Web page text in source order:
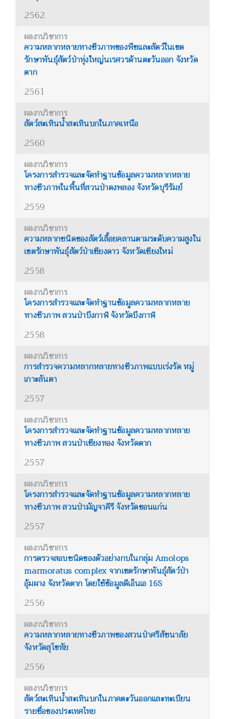
2562
ความหลากหลายทางชีวภาพของพืชและสัตว์ในเขต
รักษาพันธุ์สัตว์ป่าทุ่งใหญ่นเรศวรด้านตะวันออก จังหวัด
ตาก
2561
สัตว์สะเทินน้ำสะเทินบกในภาคเหนือ
2560
โครงการสำรวจและจัดทำฐานข้อมูลความหลากหลาย
ทางชีวภาพในพื้นที่สวนป่าดงพลอง จังหวัดบุรีรัมย์
2559
ความหลากชนิดของสัตว์เลื้อยคลานตามระดับความสูงใน
เขตรักษาพันธุ์สัตว์ป่าเชียงดาว จังหวัดเชียงใหม่
2558
โครงการสำรวจและจัดทำฐานข้อมูลความหลากหลาย
ทางชีวภาพ สวนป่าบึงกาฬ จังหวัดบึงกาฬ
2558
การสำรวจความหลากหลายทางชีวภาพแบบเร่งรัด หมู่
เกาะลันตา
2557
โครงการสำรวจและจัดทำฐานข้อมูลความหลากหลาย
ทางชีวภาพ สวนป่าเชียงทอง จังหวัดตาก
2557
โครงการสำรวจและจัดทำฐานข้อมูลความหลากหลาย
ทางชีวภาพ สวนป่ามัญจาคีรี จังหวัดขอนแก่น
2557
การตรวจสอบชนิดของตัวอย่างกบในกลุ่ม Amolops
marmoratus complex จากเขตรักษาพันธุ์สัตว์ป่า
อุ้มผาง จังหวัดตาก โดยใช้ข้อมูลดีเอ็นเอ 16S
2556
ความหลากหลายทางชีวภาพของสวนป่าศรีสัชนาลัย
จังหวัดสุโขทัย
2556
สัตว์สะเทินน้ำสะเทินบกในภาคตะวันออกและทะเบียน
รายชื่อของประเทศไทย